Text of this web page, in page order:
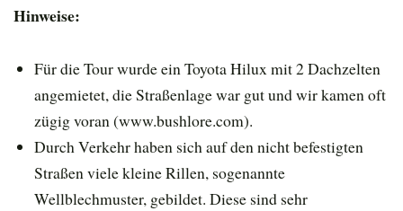
Hinweise:
Für die Tour wurde ein Toyota Hilux mit 2 Dachzelten
angemietet, die Straßenlage war gut und wir kamen oft
zügig voran (www.bushlore.com).
Durch Verkehr haben sich auf den nicht befestigten
Straßen viele kleine Rillen, sogenannte
Wellblechmuster, gebildet. Diese sind sehr